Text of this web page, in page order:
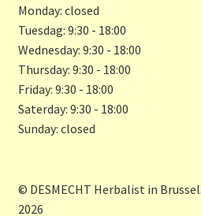
Monday: closed
Tuesdag: 9:30 - 18:00
Wednesday: 9:30 - 18:00
Thursday: 9:30 - 18:00
Friday: 9:30 - 18:00
Saterday: 9:30 - 18:00
Sunday: closed
© DESMECHT Herbalist in
2026